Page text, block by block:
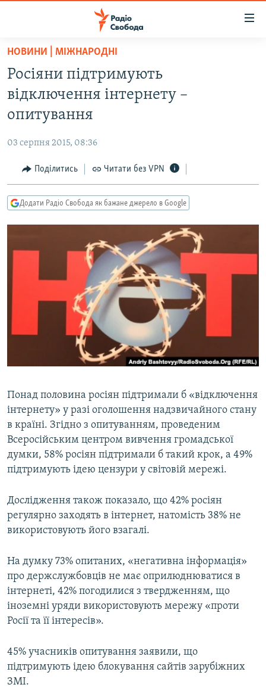
Перейти
основного
матеріалу
до
основної
навігації
Перейти
до
пошуку
ЕКОНОМІКА
СУСПІЛЬСТВО
РОСІЙСЬКА «ФІЛЬТРАЦІЯ»
ДОНБАС.РЕАЛІЇ
ТИ ЯК?
КИТАЙ.ВИКЛИКИ
МУЛЬТИМЕДІА
ФОТО
СПЕЦПРОЄКТИ
РУС
УКР
КТАТ
ДОЛУЧАЙСЯ!
НОВИНИ | МІЖНАРОДНІ
Росіяни підтримують
відключення інтернету –
опитування
03 серпня 2015, 08:36
Поділитись Читати без VPN
Додати Радіо Свобода як бажане джерело в Google
Понад половина росіян підтримали б «відключення
інтернету» у разі оголошення надзвичайного стану
в країні. Згідно з опитуванням, проведеним
Всеросійським центром вивчення громадської
думки, 58% росіян підтримали б такий крок, а 49%
підтримують ідею цензури у світовій мережі.
Дослідження також показало, що 42% росіян
регулярно заходять в інтернет, натомість 38% не
використовують його взагалі.
На думку 73% опитаних, «негативна інформація»
про держслужбовців не має оприлюднюватися в
інтернеті, 42% погодилися з твердженням, що
іноземні уряди використовують мережу «проти
Росії та її інтересів».
45% учасників опитування заявили, що
підтримують ідею блокування сайтів зарубіжних
ЗМІ.